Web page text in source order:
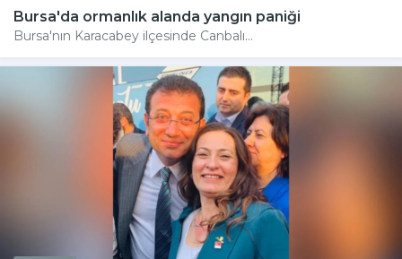
Bursa'da ormanlık alanda yangın paniği
Bursa'nın Karacabey ilçesinde Canbalı...